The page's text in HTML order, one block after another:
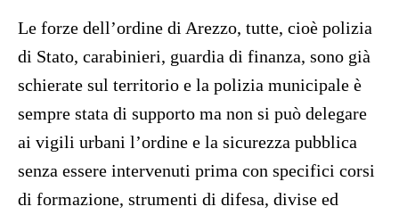
Le forze dell’ordine di Arezzo, tutte, cioè polizia
di Stato, carabinieri, guardia di finanza, sono già
schierate sul territorio e la polizia municipale è
sempre stata di supporto ma non si può delegare
ai vigili urbani l’ordine e la sicurezza pubblica
senza essere intervenuti prima con specifici corsi
di formazione, strumenti di difesa, divise ed